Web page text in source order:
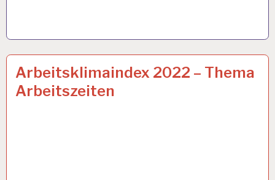
50PLUS…
Arbeitsklimaindex 2022 – Thema
Arbeitszeiten
24 JUNI 2022